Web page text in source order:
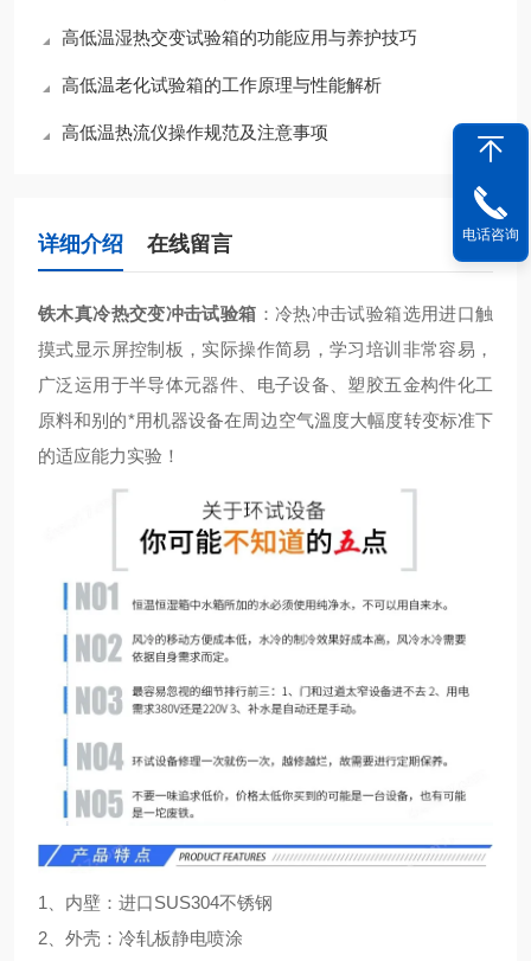
高低温湿热交变试验箱的功能应用与养护技巧
高低温老化试验箱的工作原理与性能解析
高低温热流仪操作规范及注意事项
详细介绍 在线留言
铁木真冷热交变冲击试验箱 ： 冷热冲击试验箱选用进口触
摸式显示屏控制板，实际操作简易，学习培训非常容易，
广泛运用于半导体元器件、电子设备、塑胶五金构件化工
原料和别的*用机器设备在周边空气溫度大幅度转变标准下
的适应能力实验！
1、内壁：进口SUS304不锈钢
2、外壳：冷轧板静电喷涂
电话咨询